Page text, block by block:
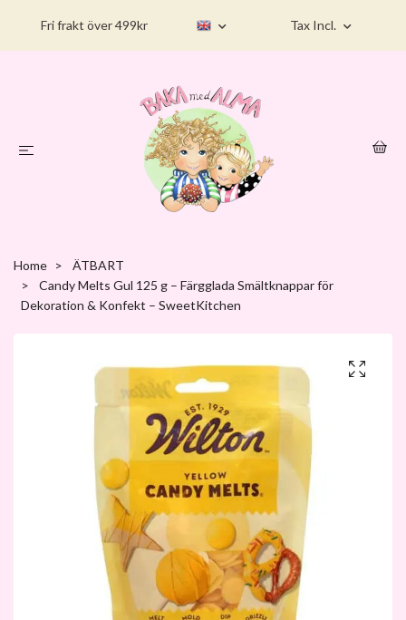
Fri frakt över 499kr Tax Incl.
Home
ÄTBART
Candy Melts Gul 125 g – Färgglada Smältknappar för
Dekoration & Konfekt – SweetKitchen